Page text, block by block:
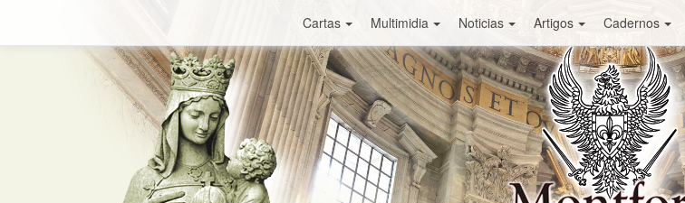
Cartas Multimidia Noticias Artigos Cadernos